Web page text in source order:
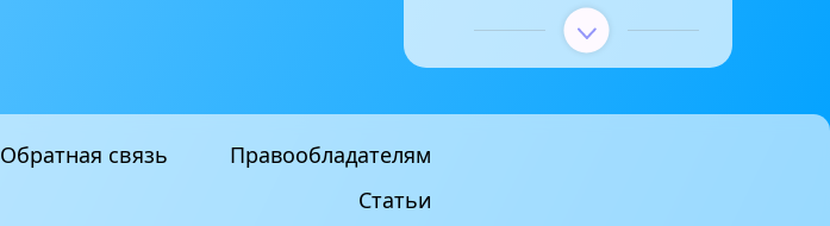
Обратная связь
Правообладателям
Статьи